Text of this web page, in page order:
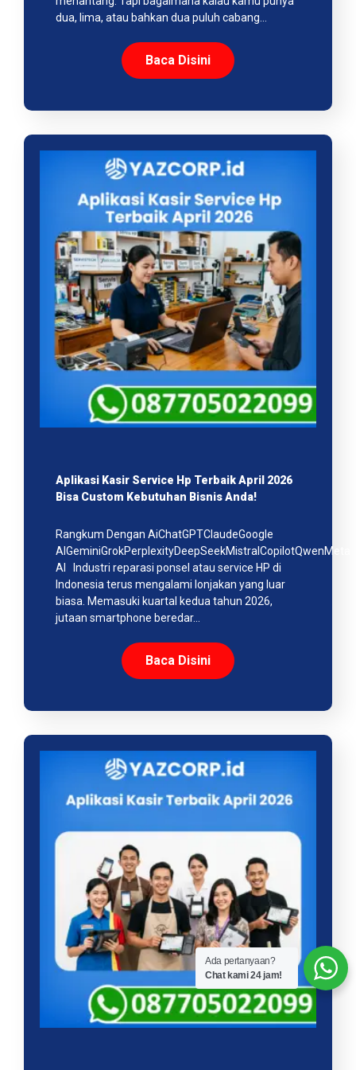
dua, lima, atau bahkan dua puluh cabang…
Baca Disini
Aplikasi Kasir Service Hp Terbaik April 2026
Bisa Custom Kebutuhan Bisnis Anda!
Rangkum Dengan AiChatGPTClaudeGoogle
AIGeminiGrokPerplexityDeepSeekMistralCopilotQwenMeta
AI Industri reparasi ponsel atau service HP di
Indonesia terus mengalami lonjakan yang luar
biasa. Memasuki kuartal kedua tahun 2026,
jutaan smartphone beredar…
Baca Disini
Ada pertanyaan?
Chat kami 24 jam!